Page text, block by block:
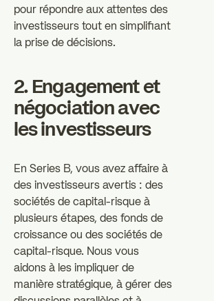
pour répondre aux attentes des
investisseurs tout en simplifiant
la prise de décisions.
2. Engagement et
négociation avec
les investisseurs
En Series B, vous avez affaire à
des investisseurs avertis : des
sociétés de capital-risque à
plusieurs étapes, des fonds de
croissance ou des sociétés de
capital-risque. Nous vous
aidons à les impliquer de
manière stratégique, à gérer des